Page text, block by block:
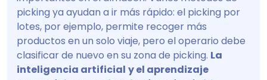
picking ya ayudan a ir más rápido: el picking por
lotes, por ejemplo, permite recoger más
productos en un solo viaje, pero el operario debe
clasificar de nuevo en su zona de picking. La
inteligencia artificial y el aprendizaje